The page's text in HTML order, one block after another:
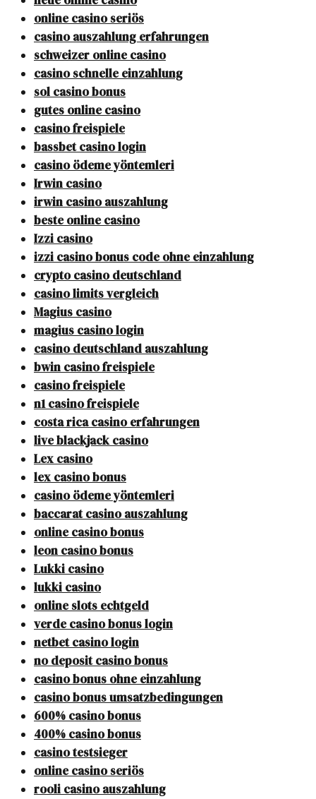
online casino seriös
casino auszahlung erfahrungen
schweizer online casino
casino schnelle einzahlung
sol casino bonus
gutes online casino
casino freispiele
bassbet casino login
casino ödeme yöntemleri
Irwin casino
irwin casino auszahlung
beste online casino
Izzi casino
izzi casino bonus code ohne einzahlung
crypto casino deutschland
casino limits vergleich
Magius casino
magius casino login
casino deutschland auszahlung
bwin casino freispiele
casino freispiele
n1 casino freispiele
costa rica casino erfahrungen
live blackjack casino
Lex casino
lex casino bonus
casino ödeme yöntemleri
baccarat casino auszahlung
online casino bonus
leon casino bonus
Lukki casino
lukki casino
online slots echtgeld
verde casino bonus login
netbet casino login
no deposit casino bonus
casino bonus ohne einzahlung
casino bonus umsatzbedingungen
600% casino bonus
400% casino bonus
casino testsieger
online casino seriös
rooli casino auszahlung